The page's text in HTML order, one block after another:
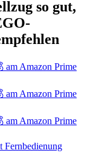
so gut,
am Amazon Prime
am Amazon Prime
am Amazon Prime
Fernbedienung